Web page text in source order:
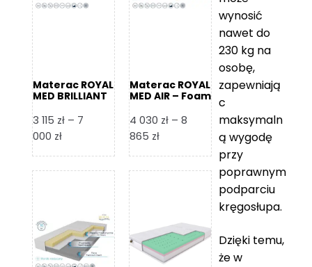
Materac ROYAL
MED BRILLIANT
3 115 zł – 7
000 złZakres
od
7
000 zł
Materac ROYAL
MED AIR – Foam
4 030 zł – 8
865 złZakres
od
8
865 zł
wynosić
nawet do
230 kg na
osobę,
zapewniają
c
maksymaln
ą wygodę
przy
poprawnym
podparciu
kręgosłupa.
Dzięki temu,
że w